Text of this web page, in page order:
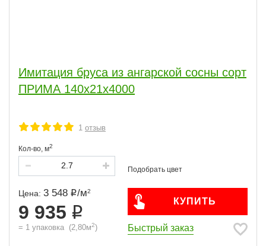
Имитация бруса из ангарской сосны сорт
ПРИМА 140x21x4000
1 отзыв
Кол-во, м2
Цена: 3 548 /м2
9 935
= 1 упаковка (2,80м2)
КУПИТЬ
Быстрый заказ